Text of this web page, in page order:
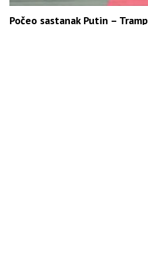
Počeo sastanak Putin – Tramp